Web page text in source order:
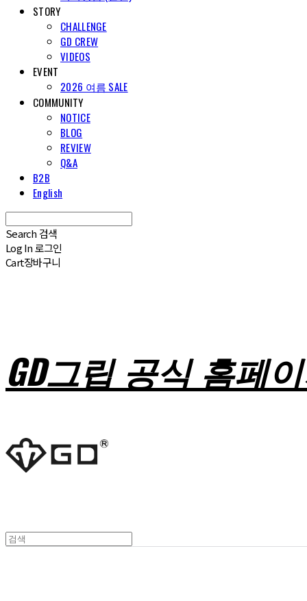
STORY
CHALLENGE
GD CREW
VIDEOS
EVENT
2026 여름 SALE
COMMUNITY
NOTICE
BLOG
REVIEW
Q&A
B2B
English
Search 검색
Log In로그인
Cart장바구니
GD그립 공식 홈페